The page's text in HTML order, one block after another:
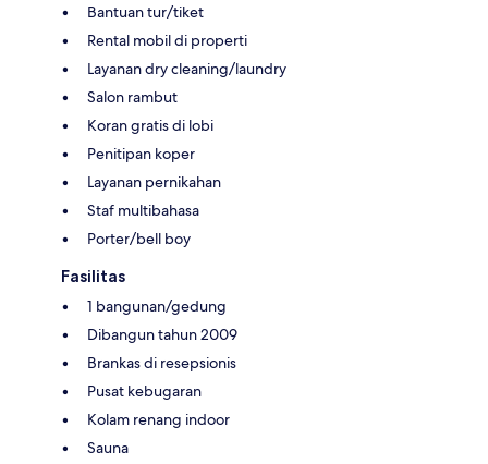
Bantuan tur/tiket
Rental mobil di properti
Layanan dry cleaning/laundry
Salon rambut
Koran gratis di lobi
Penitipan koper
Layanan pernikahan
Staf multibahasa
Porter/bell boy
Fasilitas
1 bangunan/gedung
Dibangun tahun 2009
Brankas di resepsionis
Pusat kebugaran
Kolam renang indoor
Sauna